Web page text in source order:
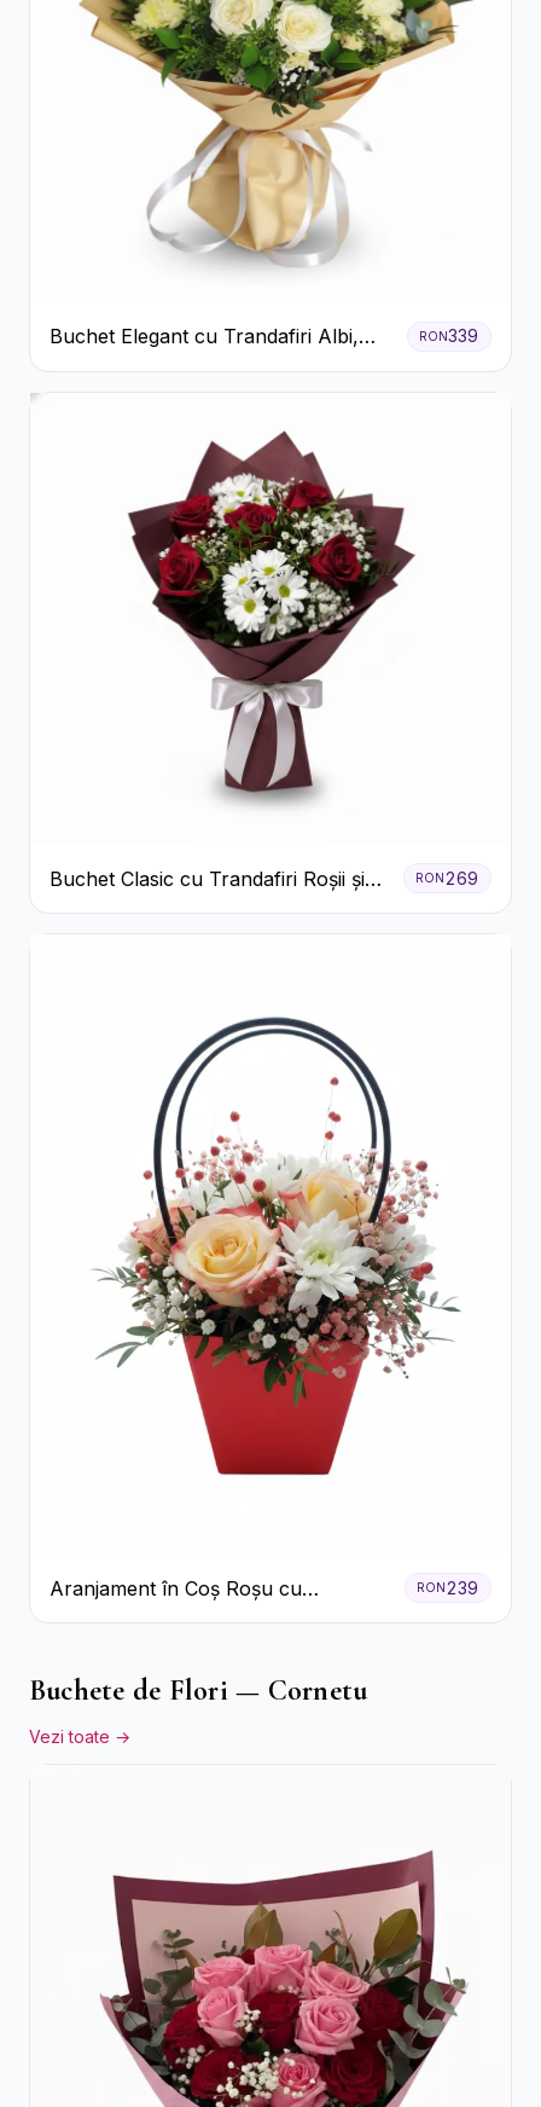
Buchet Elegant cu Trandafiri Albi,
Hortensie și Crizanteme Crem
RON339
Buchet Clasic cu Trandafiri Roșii și
Crizanteme Albe
RON 269
Aranjament în Coș Roșu cu
Trandafiri și Crizanteme Albe
RON239
Buchete de Flori — Cornetu
Vezi toate →